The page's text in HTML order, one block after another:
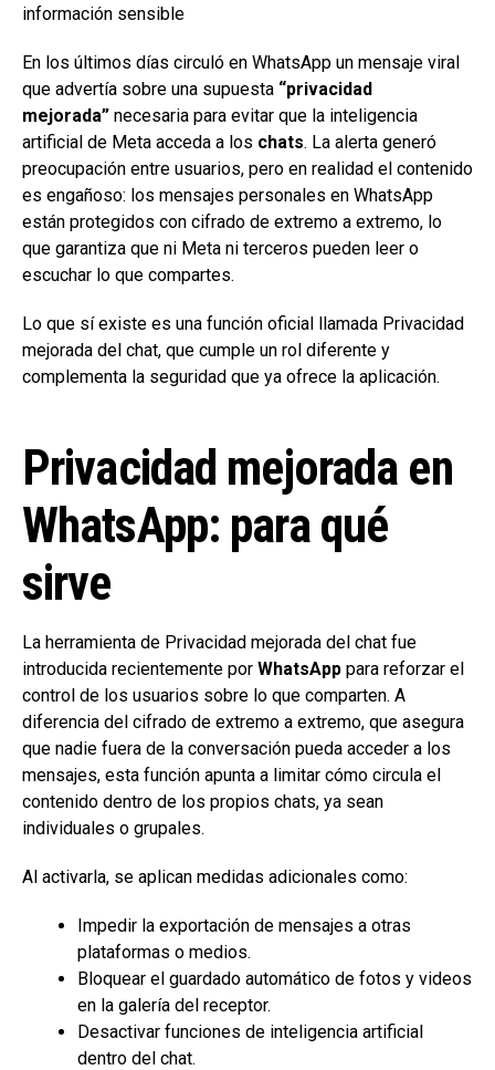
información sensible
En los últimos días circuló en WhatsApp un mensaje viral
que advertía sobre una supuesta “privacidad
mejorada” necesaria para evitar que la inteligencia
artificial de Meta acceda a los chats. La alerta generó
preocupación entre usuarios, pero en realidad el contenido
es engañoso: los mensajes personales en WhatsApp
están protegidos con cifrado de extremo a extremo, lo
que garantiza que ni Meta ni terceros pueden leer o
escuchar lo que compartes.
Lo que sí existe es una función oficial llamada Privacidad
mejorada del chat, que cumple un rol diferente y
complementa la seguridad que ya ofrece la aplicación.
Privacidad mejorada en
WhatsApp: para qué
sirve
La herramienta de Privacidad mejorada del chat fue
introducida recientemente por WhatsApp para reforzar el
control de los usuarios sobre lo que comparten. A
diferencia del cifrado de extremo a extremo, que asegura
que nadie fuera de la conversación pueda acceder a los
mensajes, esta función apunta a limitar cómo circula el
contenido dentro de los propios chats, ya sean
individuales o grupales.
Al activarla, se aplican medidas adicionales como:
Impedir la exportación de mensajes a otras
plataformas o medios.
Bloquear el guardado automático de fotos y videos
en la galería del receptor.
Desactivar funciones de inteligencia artificial
dentro del chat.